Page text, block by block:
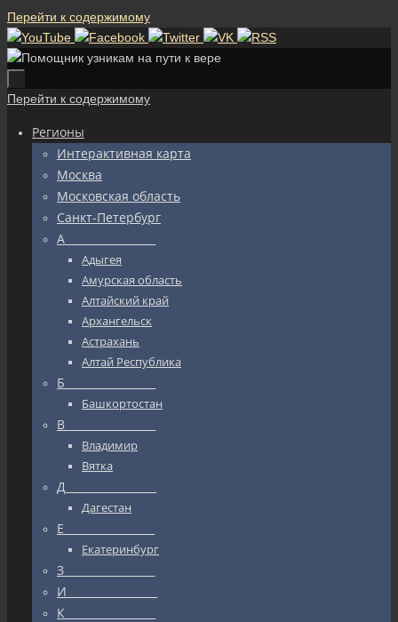
Перейти к содержимому
Перейти к содержимому
Регионы
Интерактивная карта
Москва
Московская область
Санкт-Петербург
А_________________
Адыгея
Амурская область
Алтайский край
Архангельск
Астрахань
Алтай Республика
Б_________________
Башкортостан
В_________________
Владимир
Вятка
Д_________________
Дагестан
Е_________________
Екатеринбург
З_________________
И_________________
К_________________